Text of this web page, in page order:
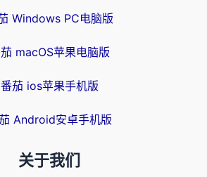
Windows PC电脑版
macOS苹果电脑版
番茄 ios苹果手机版
Android安卓手机版
关于我们